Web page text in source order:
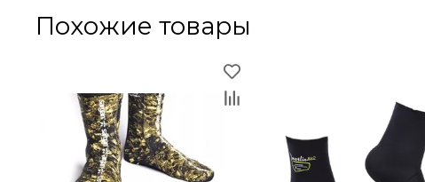
Похожие товары